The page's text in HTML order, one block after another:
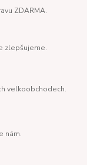
ZDARMA.
zlepšujeme.
velkoobchodech.
nám.